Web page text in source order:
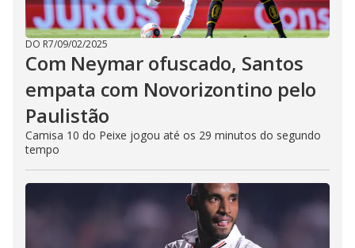
DO R7/09/02/2025
Com Neymar ofuscado, Santos
empata com Novorizontino pelo
Paulistão
Camisa 10 do Peixe jogou até os 29 minutos do segundo
tempo